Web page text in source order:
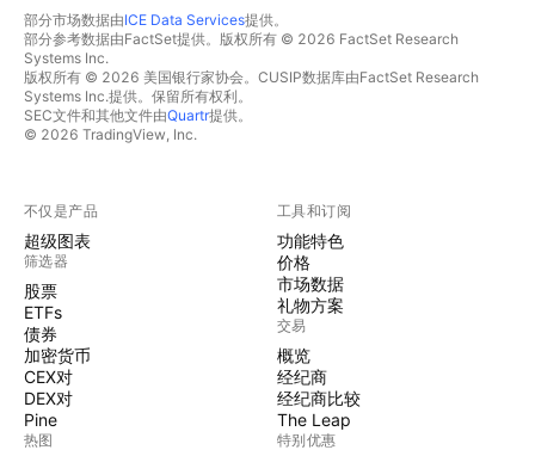
部分市场数据由ICE Data Services提供。
部分参考数据由FactSet提供。版权所有 © 2026 FactSet Research
Systems Inc.
版权所有 © 2026 美国银行家协会。CUSIP数据库由FactSet Research
Systems Inc.提供。保留所有权利。
SEC文件和其他文件由Quartr提供。
© 2026 TradingView, Inc.
不仅是产品
超级图表
筛选器
股票
ETFs
债券
加密货币
CEX对
DEX对
Pine
热图
工具和订阅
功能特色
价格
市场数据
礼物方案
交易
概览
经纪商
经纪商比较
The Leap
特别优惠